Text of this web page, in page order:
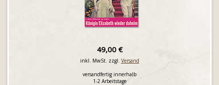
49,00 €
inkl. MwSt. zzgl. Versand
versandfertig innerhalb
1-2 Arbeitstage